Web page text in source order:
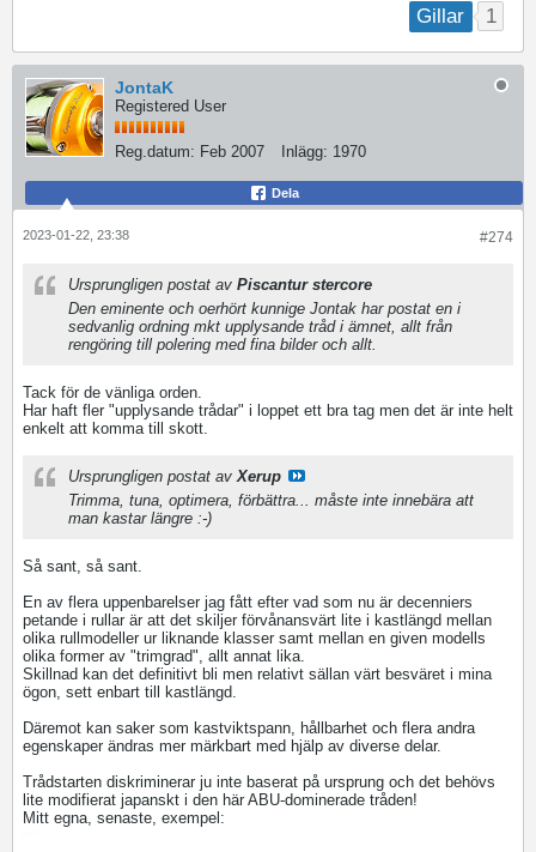
Gillar 1
JontaK
Registered User
Reg.datum: Feb 2007 Inlägg: 1970
Dela
#274
2023-01-22, 23:38
Ursprungligen postat av Piscantur stercore
Den eminente och oerhört kunnige Jontak har postat en i
sedvanlig ordning mkt upplysande tråd i ämnet, allt från
rengöring till polering med fina bilder och allt.
Tack för de vänliga orden.
Har haft fler "upplysande trådar" i loppet ett bra tag men det är inte helt
enkelt att komma till skott.
Ursprungligen postat av Xerup
Trimma, tuna, optimera, förbättra... måste inte innebära att
man kastar längre :-)
Så sant, så sant.
En av flera uppenbarelser jag fått efter vad som nu är decenniers
petande i rullar är att det skiljer förvånansvärt lite i kastlängd mellan
olika rullmodeller ur liknande klasser samt mellan en given modells
olika former av "trimgrad", allt annat lika.
Skillnad kan det definitivt bli men relativt sällan värt besväret i mina
ögon, sett enbart till kastlängd.
Däremot kan saker som kastviktspann, hållbarhet och flera andra
egenskaper ändras mer märkbart med hjälp av diverse delar.
Trådstarten diskriminerar ju inte baserat på ursprung och det behövs
lite modifierat japanskt i den här ABU-dominerade tråden!
Mitt egna, senaste, exempel: